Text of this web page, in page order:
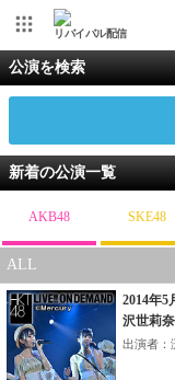
リバイバル配信
公演を検索
新着の公演一覧
AKB48 SKE48
ALL
2014年
沢世莉
出演者：